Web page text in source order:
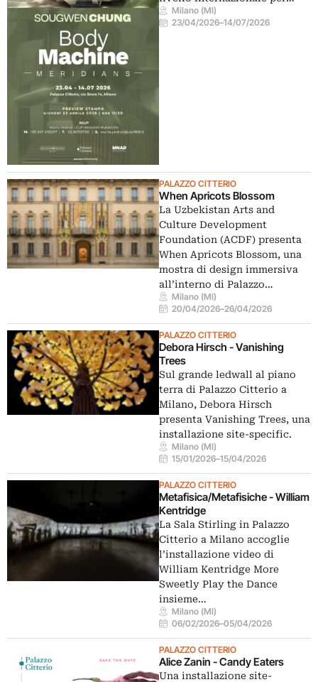
Milano (MI)
23/04/2026–14/07/2026
PALAZZO CITTERIO
When Apricots Blossom
La Uzbekistan Arts and
Culture Development
Foundation (ACDF) presenta
When Apricots Blossom, una
mostra di design immersiva
all’interno di Palazzo…
Milano (MI)
20/04/2026–26/04/2026
PALAZZO CITTERIO
Debora Hirsch - Vanishing
Trees
Sul grande ledwall al piano
terra di Palazzo Citterio a
Milano, Debora Hirsch
presenta Vanishing Trees, una
installazione site-specific.
Milano (MI)
15/01/2026–15/04/2026
PALAZZO CITTERIO
Metafisica/Metafisiche - William
Kentridge
La Sala Stirling in Palazzo
Citterio a Milano accoglie
l’installazione video di
William Kentridge More
Sweetly Play the Dance
insieme…
Milano (MI)
06/02/2026–05/04/2026
PALAZZO CITTERIO
Alice Zanin - Candy Eaters
Una installazione site-